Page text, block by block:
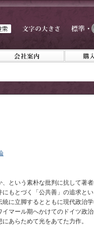
という素朴な批判に抗して著
もとづく「公共善」の追求と
に立脚するとともに現代政治
マール期へかけてのドイツ政
あらためて光をあてた力作。